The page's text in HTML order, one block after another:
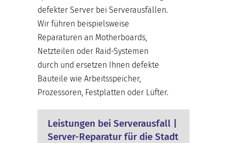
defekter Server bei Serverausfällen.
Wir führen beispielsweise
Reparaturen an Motherboards,
Netzteilen oder Raid-Systemen
durch und ersetzen Ihnen defekte
Bauteile wie Arbeitsspeicher,
Prozessoren, Festplatten oder Lüfter.
Leistungen bei Serverausfall |
Server-Reparatur für die Stadt